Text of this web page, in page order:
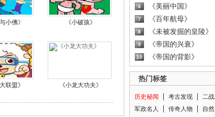
小佛》 《小破孩》
联盟》 《小龙大功夫》
6 《美丽中国》
7 《百年航母》
8 《未被发掘的皇陵》
9 《帝国的兴衰》
10 《帝国的背影》
热门标签
历史秘闻 考古发现 二战
军政名人
传奇人物 自然